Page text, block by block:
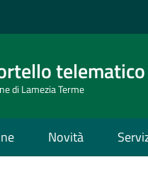
di Lamezia Terme
Novità